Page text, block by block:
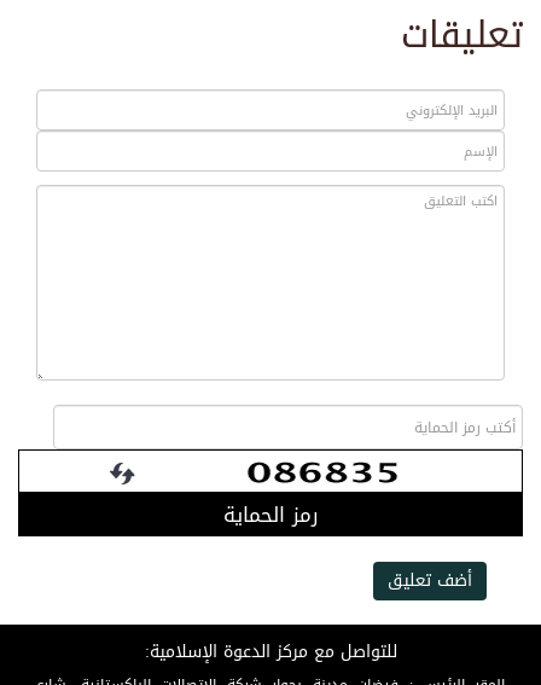
تعليقات
رمز الحماية
أضف تعليق
للتواصل مع مركز الدعوة الإسلامية: